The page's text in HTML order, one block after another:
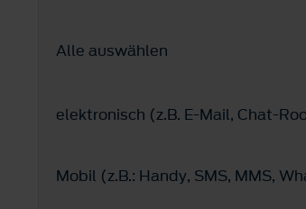
Alle auswählen
elektronisch (z.B. E-Mail, Chat-
Mobil (z.B.: Handy, SMS, MMS,